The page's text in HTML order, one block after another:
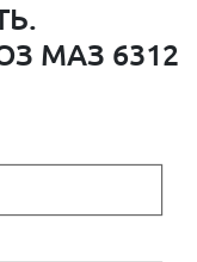
МАЗ 6312